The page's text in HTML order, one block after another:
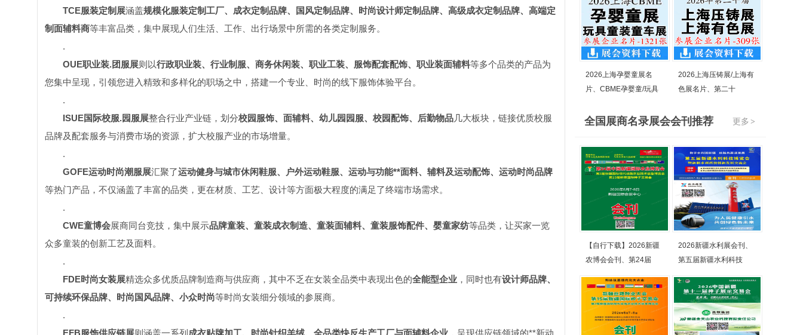
TCE服装定制展涵盖规模化服装定制工厂、成衣定制品牌、国风定制品牌、时尚设计师定制品牌、高级成衣定制品牌、高端定
制面辅料商等丰富品类，集中展现人们生活、工作、出行场景中所需的各类定制服务。
.
OUE职业装.团服展则以行政职业装、行业制服、商务休闲装、职业工装、服饰配套配饰、职业装面辅料等多个品类的产品为
您集中呈现，引领您进入精致和多样化的职场之中，搭建一个专业、时尚的线下服饰体验平台。
.
ISUE国际校服.园服展整合行业产业链，划分校园服饰、面辅料、幼儿园园服、校园配饰、后勤物品几大板块，链接优质校服
品牌及配套服务与消费市场的资源，扩大校服产业的市场增量。
.
GOFE运动时尚潮服展汇聚了运动健身与城市休闲鞋服、户外运动鞋服、运动与功能**面料、辅料及运动配饰、运动时尚品牌
等热门产品，不仅涵盖了丰富的品类，更在材质、工艺、设计等方面极大程度的满足了终端市场需求。
.
CWE童博会展商同台竞技，集中展示品牌童装、童装成衣制造、童装面辅料、童装服饰配件、婴童家纺等品类，让买家一览
众多童装的创新工艺及面料。
.
FDE时尚女装展精选众多优质品牌制造商与供应商，其中不乏在女装全品类中表现出色的全能型企业 ，同时也有设计师品牌、
可持续环保品牌、时尚国风品牌、小众时尚等时尚女装细分领域的参展商。
.
EFB服饰供应链展则涵盖一系列 成衣贴牌加工、时尚针织羊绒、全品类快反生产工厂与面辅料企业 ，呈现供应链领域的**新动
2026上海孕婴童展名
片、CBME孕婴童/玩具
2026上海压铸展/上海有
色展名片、第二十
更多 >
全国展商名录展会会刊推荐
【自行下载】2026新疆
农博会会刊、第24届
2026新疆水利展会刊、
第五届新疆水利科技